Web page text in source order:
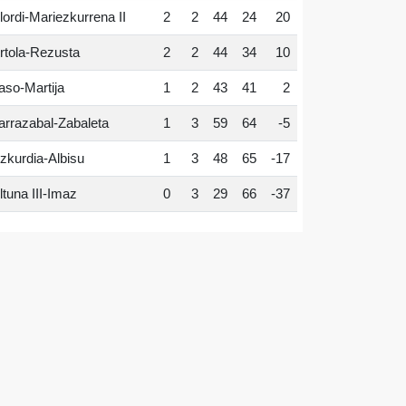
Mariezkurrena II 2 2 44 24 20
Rezusta 2 2 44 34 10
Martija 1 2 43 41 2
Zabaleta 1 3 59 64 -5
Albisu 1 3 48 65 -17
III-Imaz 0 3 29 66 -37